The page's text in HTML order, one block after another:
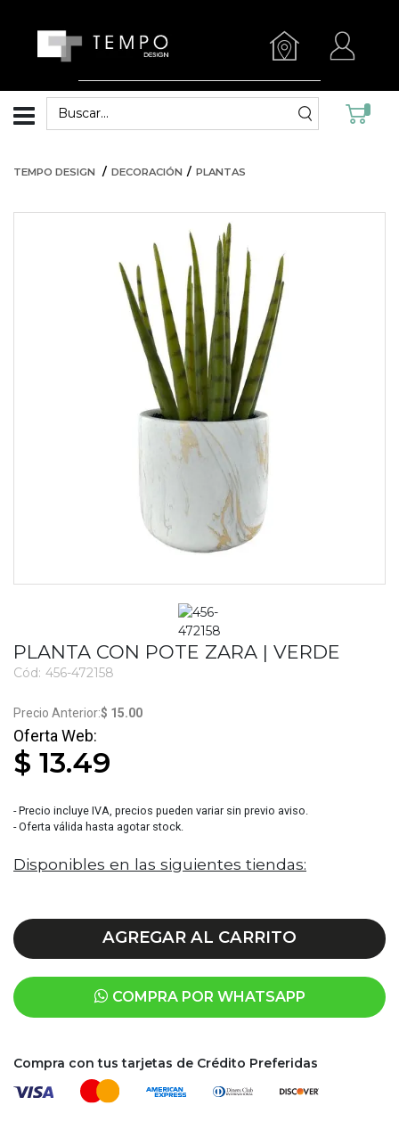
TEMPO DESIGN DECORACIÓN PLANTAS
PLANTA CON POTE ZARA | VERDE
Cód: 456-472158
$ 15.00
$ 13.49
- Precio incluye IVA, precios pueden variar sin previo aviso.
- Oferta válida hasta agotar stock.
Disponibles en las siguientes tiendas:
AGREGAR AL CARRITO
COMPRA POR WHATSAPP
Compra con tus tarjetas de Crédito Preferidas